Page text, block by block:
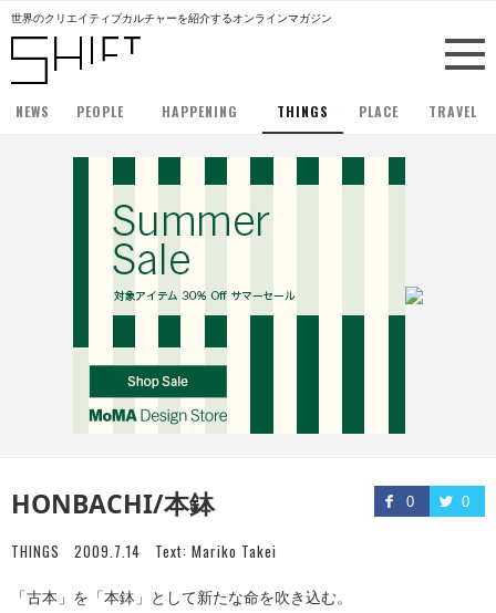
世界のクリエイティブカルチャーを紹介するオンラインマガジン
NEWS PEOPLE HAPPENING THINGS PLACE TRAVEL
0 0
HONBACHI/本鉢
THINGS 2009.7.14 Text: Mariko Takei
「古本」を「本鉢」として新たな命を吹き込む。